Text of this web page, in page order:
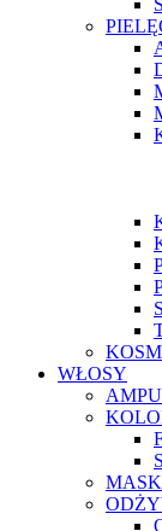
WŁOSY